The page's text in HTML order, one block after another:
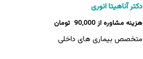
دکتر آناهیتا انوری
90,000
متخصص بیماری های داخلی